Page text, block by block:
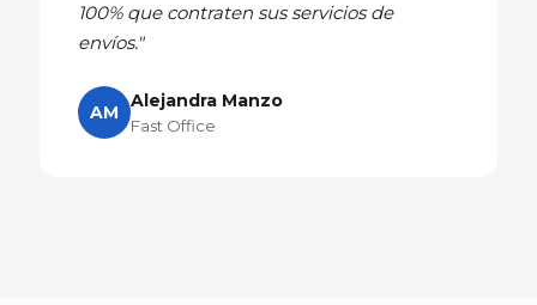
100% que contraten sus servicios de
envíos."
AM
Alejandra Manzo
Fast Office